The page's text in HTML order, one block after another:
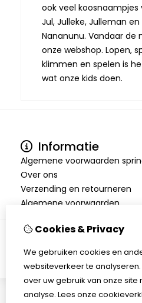
ook veel koosnaampjes
Jul, Julleke, Julleman en
Nananunu. Vandaar de
onze webshop. Lopen,
klimmen en spelen is
wat onze kids doen.
Informatie
Algemene voorwaarden
Over ons
Verzending en retourneren
Algemene voorwaarden
Cookies & Privacy
We gebruiken cookies en
websiteverkeer te
over uw gebruik van onze
analyse. Lees onze